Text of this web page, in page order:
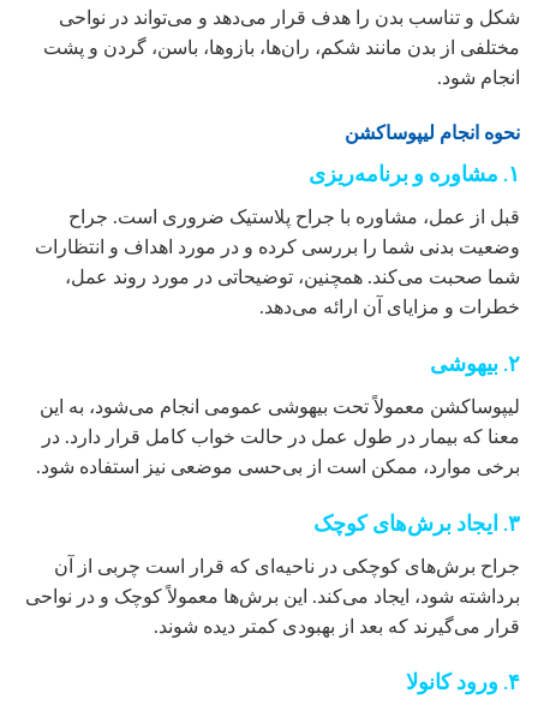
شکل و تناسب بدن را هدف قرار می‌دهد و می‌تواند در نواحی
مختلفی از بدن مانند شکم، ران‌ها، بازوها، باسن، گردن و پشت
انجام شود.
نحوه انجام لیپوساکشن
۱. مشاوره و برنامه‌ریزی
قبل از عمل، مشاوره با جراح پلاستیک ضروری است. جراح
وضعیت بدنی شما را بررسی کرده و در مورد اهداف و انتظارات
شما صحبت می‌کند. همچنین، توضیحاتی در مورد روند عمل،
خطرات و مزایای آن ارائه می‌دهد.
۲. بیهوشی
لیپوساکشن معمولاً تحت بیهوشی عمومی انجام می‌شود، به این
معنا که بیمار در طول عمل در حالت خواب کامل قرار دارد. در
برخی موارد، ممکن است از بی‌حسی موضعی نیز استفاده شود.
۳. ایجاد برش‌های کوچک
جراح برش‌های کوچکی در ناحیه‌ای که قرار است چربی از آن
برداشته شود، ایجاد می‌کند. این برش‌ها معمولاً کوچک و در نواحی
قرار می‌گیرند که بعد از بهبودی کمتر دیده شوند.
۴. ورود کانولا